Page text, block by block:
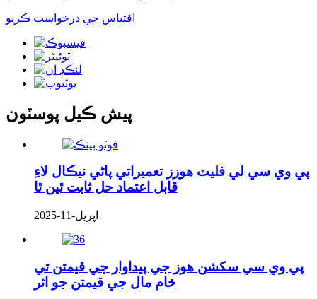
اقتباس جي درخواست ڪريو
پيش ڪيل پوسٽون
پي وي سي لي فليٽ هوزز تعميراتي پاڻي نيڪال لاءِ
قابل اعتماد حل ثابت ٿين ٿا
اپريل-11-2025
پي وي سي سکشن هوز جي پيداوار جي قيمتن تي
خام مال جي قيمتن جو اثر